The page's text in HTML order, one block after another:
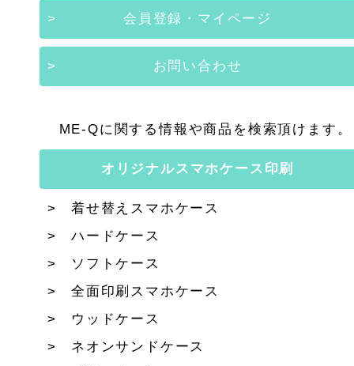
会員登録・マイページ
お問い合わせ
ME-Qに関する情報や商品を検索頂けます。
オリジナルスマホケース印刷
着せ替えスマホケース
ハードケース
ソフトケース
全面印刷スマホケース
ウッドケース
ネオンサンドケース